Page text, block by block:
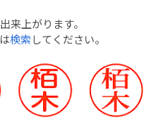
来上がります。
検索してください。